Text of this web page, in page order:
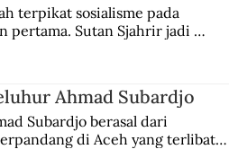
terpikat sosialisme pada
pertama. Sutan Sjahrir jadi
Ahmad Subardjo
Subardjo berasal dari
di Aceh yang terlibat